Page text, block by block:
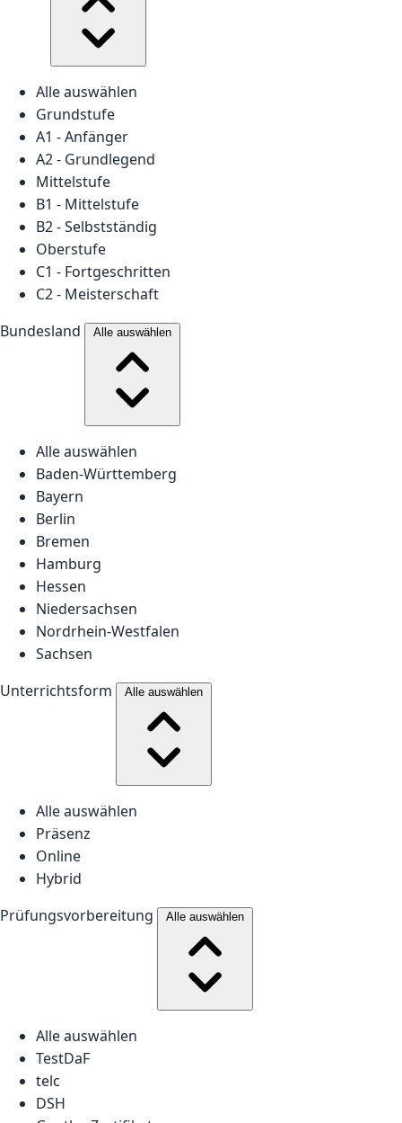
Alle auswählen
Grundstufe
A1 - Anfänger
A2 - Grundlegend
Mittelstufe
B1 - Mittelstufe
B2 - Selbstständig
Oberstufe
C1 - Fortgeschritten
C2 - Meisterschaft
Bundesland
Alle auswählen
Alle auswählen
Baden-Württemberg
Bayern
Berlin
Bremen
Hamburg
Hessen
Niedersachsen
Nordrhein-Westfalen
Sachsen
Unterrichtsform
Alle auswählen
Alle auswählen
Präsenz
Online
Hybrid
Prüfungsvorbereitung
Alle auswählen
Alle auswählen
TestDaF
telc
DSH